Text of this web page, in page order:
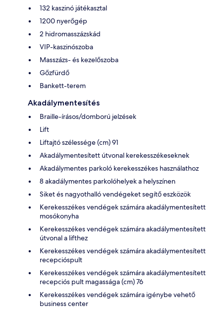
132 kaszinó játékasztal
1200 nyerőgép
2 hidromasszázskád
VIP-kaszinószoba
Masszázs- és kezelőszoba
Gőzfürdő
Bankett-terem
Akadálymentesítés
Braille-írásos/domború jelzések
Lift
Liftajtó szélessége (cm) 91
Akadálymentesített útvonal kerekesszékeseknek
Akadálymentes parkoló kerekesszékes használathoz
8 akadálymentes parkolóhelyek a helyszínen
Siket és nagyothalló vendégeket segítő eszközök
Kerekesszékes vendégek számára akadálymentesített
mosókonyha
Kerekesszékes vendégek számára akadálymentesített
útvonal a lifthez
Kerekesszékes vendégek számára akadálymentesített
recepcióspult
Kerekesszékes vendégek számára akadálymentesített
recepciós pult magassága (cm) 76
Kerekesszékes vendégek számára igénybe vehető
business center